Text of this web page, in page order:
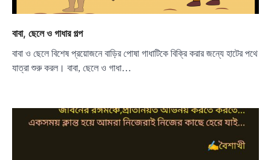
বাবা, ছেলে ও গাধার গল্প
বাবা ও ছেলে বিশেষ প্রয়োজনে বাড়ির পোষা গাধাটিকে বিক্রি করার জন্যে হাটের পথে
যাত্রা শুরু করল। বাবা, ছেলে ও গাধা…